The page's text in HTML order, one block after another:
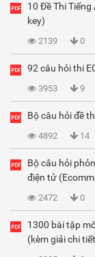
10 Đề Thi
key)
2139 0
92 câu hỏi thi
3953 9
Bộ câu hỏi đề
4892 14
Bộ câu hỏi
điện tử
2472 0
1300 bài tập
(kèm giải chi